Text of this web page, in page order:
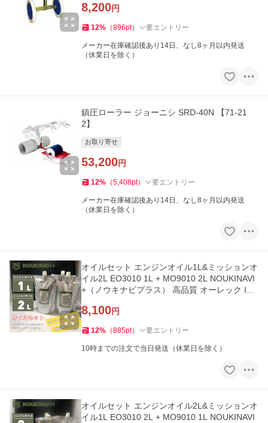
8,200円
12% （896pt） 要エントリー
メーカー在庫確認後あり14日、なし8ヶ月以内発送
（休業日を除く）
鎮圧ローラー ジョーニシ SRD-40N 【71-21
2】
お取り寄せ
53,200円
12% （5,408pt） 要エントリー
メーカー在庫確認後あり14日、なし8ヶ月以内発送
（休業日を除く）
オイルセット エンジンオイル1L&ミッションオ
イル2L EO3010 1L + MO9010 2L NOUKINAVI
+（ノウキナビプラス） 高品質 オーレック ISE
8,100円
12% （885pt） 要エントリー
10時までの注文で当日発送（休業日を除く）
オイルセット エンジンオイル2L&ミッションオ
イル1L EO3010 2L + MO9010 1L NOUKINAVI